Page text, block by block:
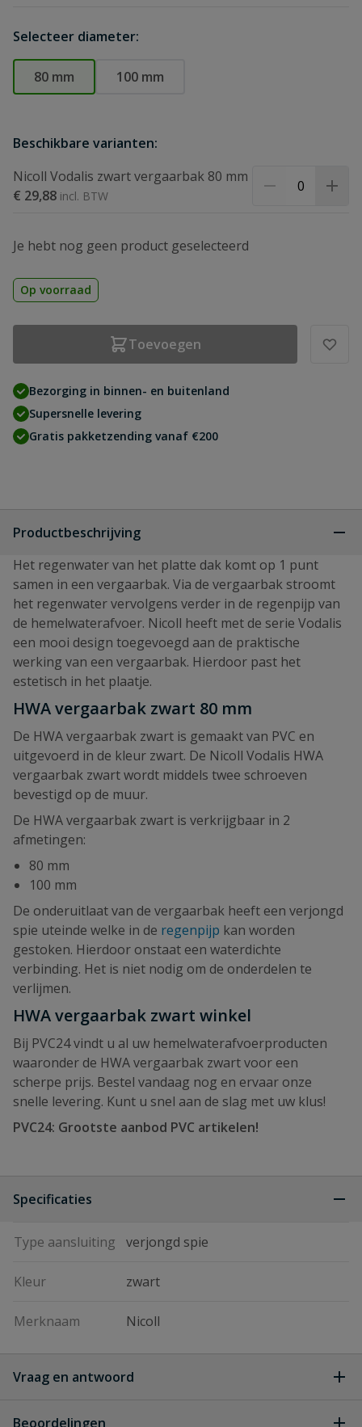
Selecteer diameter:
80 mm 100 mm
Beschikbare varianten:
Nicoll Vodalis zwart vergaarbak 80 mm
€ 29,88
Je hebt nog geen product geselecteerd
Op voorraad
Toevoegen
Bezorging in binnen- en buitenland
Supersnelle levering
Gratis pakketzending vanaf €200
Productbeschrijving
Het regenwater van het platte dak komt op 1 punt
samen in een vergaarbak. Via de vergaarbak stroomt
het regenwater vervolgens verder in de regenpijp van
de hemelwaterafvoer. Nicoll heeft met de serie Vodalis
een mooi design toegevoegd aan de praktische
werking van een vergaarbak. Hierdoor past het
estetisch in het plaatje.
HWA vergaarbak zwart 80 mm
De HWA vergaarbak zwart is gemaakt van PVC en
uitgevoerd in de kleur zwart. De Nicoll Vodalis HWA
vergaarbak zwart wordt middels twee schroeven
bevestigd op de muur.
De HWA vergaarbak zwart is verkrijgbaar in 2
afmetingen:
80 mm
100 mm
De onderuitlaat van de vergaarbak heeft een verjongd
spie uteinde welke in de regenpijp kan worden
gestoken. Hierdoor onstaat een waterdichte
verbinding. Het is niet nodig om de onderdelen te
verlijmen.
HWA vergaarbak zwart winkel
Bij PVC24 vindt u al uw hemelwaterafvoerproducten
waaronder de HWA vergaarbak zwart voor een
scherpe prijs. Bestel vandaag nog en ervaar onze
snelle levering. Kunt u snel aan de slag met uw klus!
PVC24: Grootste aanbod PVC artikelen!
Specificaties
Type aansluiting verjongd spie
Kleur zwart
Merknaam Nicoll
Vraag en antwoord
Beoordelingen